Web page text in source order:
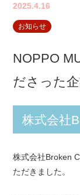
2025.4.16
お知らせ
NOPPO
ださった
株式会社
株式会社Broken
ただきました。